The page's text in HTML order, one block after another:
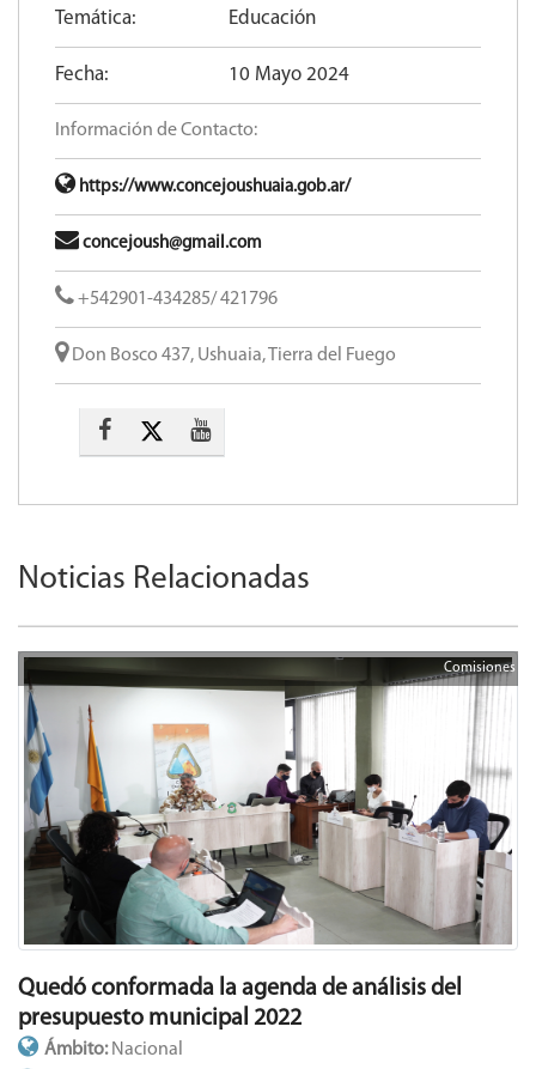
Temática: Educación
Fecha: 10 Mayo 2024
Información de Contacto:
https://www.concejoushuaia.gob.ar/
concejoush@gmail.com
+542901-434285/ 421796
Don Bosco 437, Ushuaia, Tierra del Fuego
Noticias Relacionadas
Comisiones
Quedó conformada la agenda de análisis del
presupuesto municipal 2022
Ámbito: Nacional